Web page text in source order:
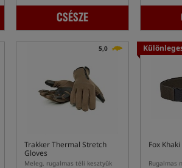
CSÉSZE
5,0
Trakker Thermal Stretch
Gloves
Meleg, rugalmas téli kesztyűk
Fox
Rugalmas